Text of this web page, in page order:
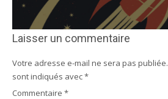
Laisser un commentaire
Votre adresse e-mail ne sera pas publiée.
sont indiqués avec*
Commentaire *